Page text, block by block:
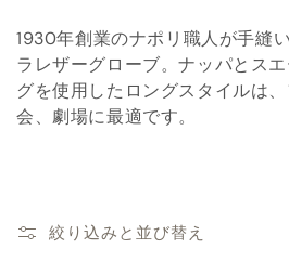
シ
ョ
1930年創業のナポリ職人が手縫
ラレザーグローブ。ナッパとス
グを使用したロングスタイルは
会、劇場に最適です。
絞り込みと並び替え